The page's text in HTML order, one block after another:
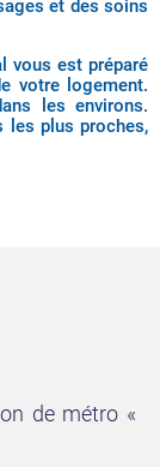
et des soins
vous est préparé
votre logement.
les environs.
les plus proches,
de métro «